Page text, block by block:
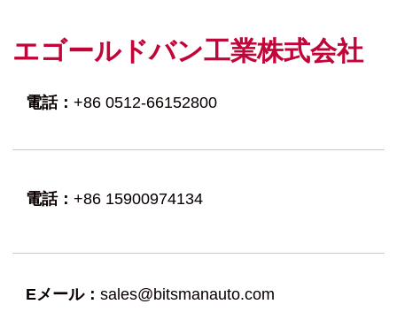
エゴールドバン工業株式会社
電話：+86 0512-66152800
電話：+86 15900974134
Eメール：sales@bitsmanauto.com